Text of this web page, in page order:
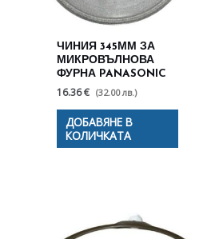
ЧИНИЯ 345ММ ЗА
МИКРОВЪЛНОВА
ФУРНА PANASONIC
16.36 € (32.00 лв.)
ДОБАВЯНЕ В
КОЛИЧКАТА